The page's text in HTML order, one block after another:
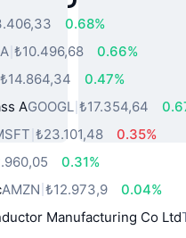
0.68%
₺10.496,68
0.66%
₺14.864,34
0.47%
AGOOGL ₺17.354,64
₺23.101,48
0.35%
0.31%
AMZN ₺12.973,9
0.04%
Manufacturing Co Ltd